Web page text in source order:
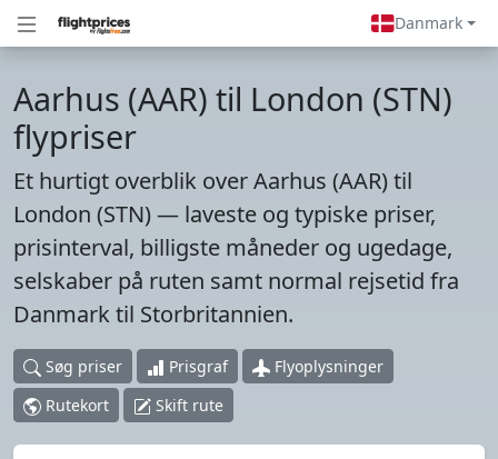
Danmark
Aarhus (AAR) til London (STN)
flypriser
Et hurtigt overblik over Aarhus (AAR) til
London (STN) — laveste og typiske priser,
prisinterval, billigste måneder og ugedage,
selskaber på ruten samt normal rejsetid fra
Danmark til Storbritannien.
Søg priser Prisgraf
Flyoplysninger
Rutekort
Skift rute